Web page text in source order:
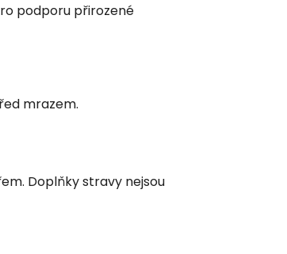
podporu přirozené
mrazem.
Doplňky stravy nejsou